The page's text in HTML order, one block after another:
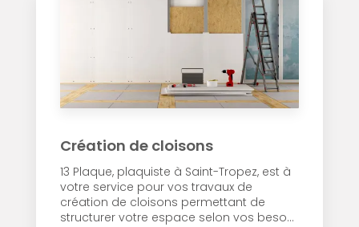
Création de cloisons
13 Plaque, plaquiste à Saint-Tropez, est à
votre service pour vos travaux de
création de cloisons permettant de
structurer votre espace selon vos beso...